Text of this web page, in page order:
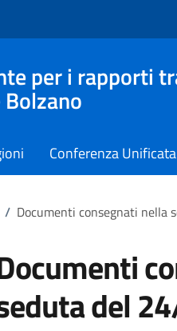
per i rapporti
Conferenza Unificata
/ Documenti consegnati nella
del